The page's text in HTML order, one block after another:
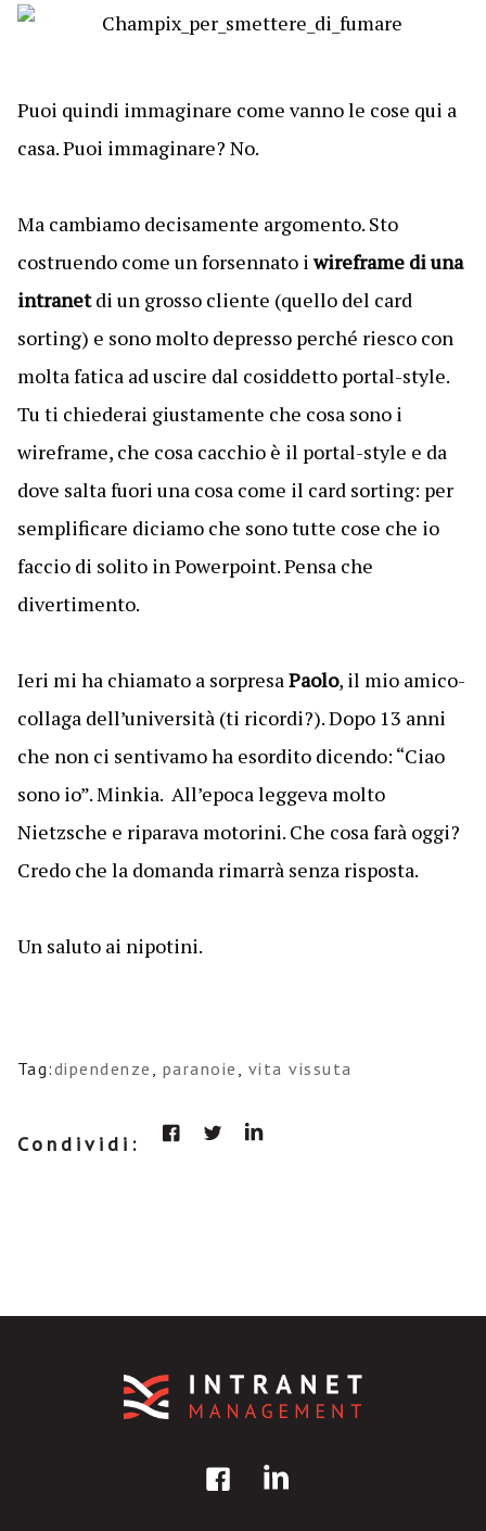
Puoi quindi immaginare come vanno le cose qui a
casa. Puoi immaginare? No.
Ma cambiamo decisamente argomento. Sto
costruendo come un forsennato iwireframe di una
intranetdi un grosso cliente (quello del card
sorting) e sono molto depresso perché riesco con
molta fatica ad uscire dal cosiddetto portal-style.
Tu ti chiederai giustamente che cosa sono i
wireframe, che cosa cacchio è il portal-style e da
dove salta fuori una cosa come il card sorting: per
semplificare diciamo che sono tutte cose che io
faccio di solito in Powerpoint. Pensa che
divertimento.
Ieri mi ha chiamato a sorpresaPaolo, il mio amico-
collaga dell’università (ti ricordi?). Dopo 13 anni
che non ci sentivamo ha esordito dicendo: “Ciao
sono io”. Minkia. All’epoca leggeva molto
Nietzsche e riparava motorini. Che cosa farà oggi?
Credo che la domanda rimarrà senza risposta.
Un saluto ai nipotini.
Tag:dipendenze , paranoie , vita vissuta
Condividi: